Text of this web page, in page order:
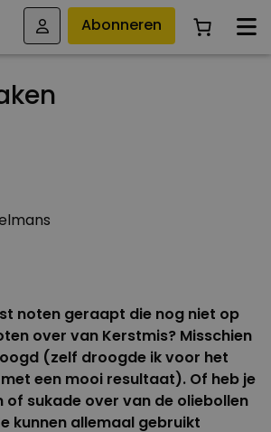
Abonneren
noten geraapt die nog niet op
over van Kerstmis? Misschien
(zelf droogde ik voor het
een mooi resultaat). Of heb je
of sukade over van de oliebollen
kunnen allemaal gebruikt